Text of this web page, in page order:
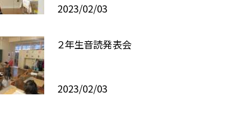
2023/02/03
２年生音読発表会
2023/02/03